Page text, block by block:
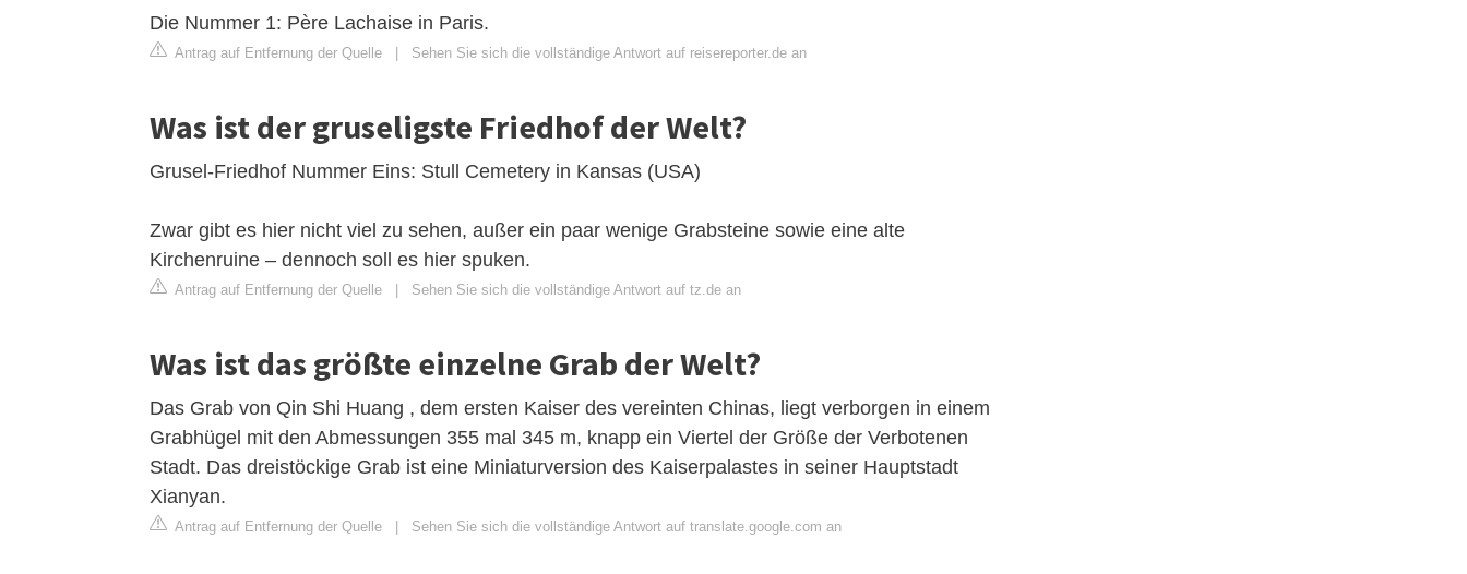
Die Nummer 1: Père Lachaise in Paris.
Antrag auf Entfernung der Quelle | Sehen Sie sich die vollständige Antwort auf reisereporter.de an
Was ist der gruseligste Friedhof der Welt?
Grusel-Friedhof Nummer Eins: Stull Cemetery in Kansas (USA)
Zwar gibt es hier nicht viel zu sehen, außer ein paar wenige Grabsteine sowie eine alte
Kirchenruine – dennoch soll es hier spuken.
Antrag auf Entfernung der Quelle | Sehen Sie sich die vollständige Antwort auf tz.de an
Was ist das größte einzelne Grab der Welt?
Das Grab von Qin Shi Huang , dem ersten Kaiser des vereinten Chinas, liegt verborgen in einem
Grabhügel mit den Abmessungen 355 mal 345 m, knapp ein Viertel der Größe der Verbotenen
Stadt. Das dreistöckige Grab ist eine Miniaturversion des Kaiserpalastes in seiner Hauptstadt
Xianyan.
Antrag auf Entfernung der Quelle | Sehen Sie sich die vollständige Antwort auf translate.google.com an